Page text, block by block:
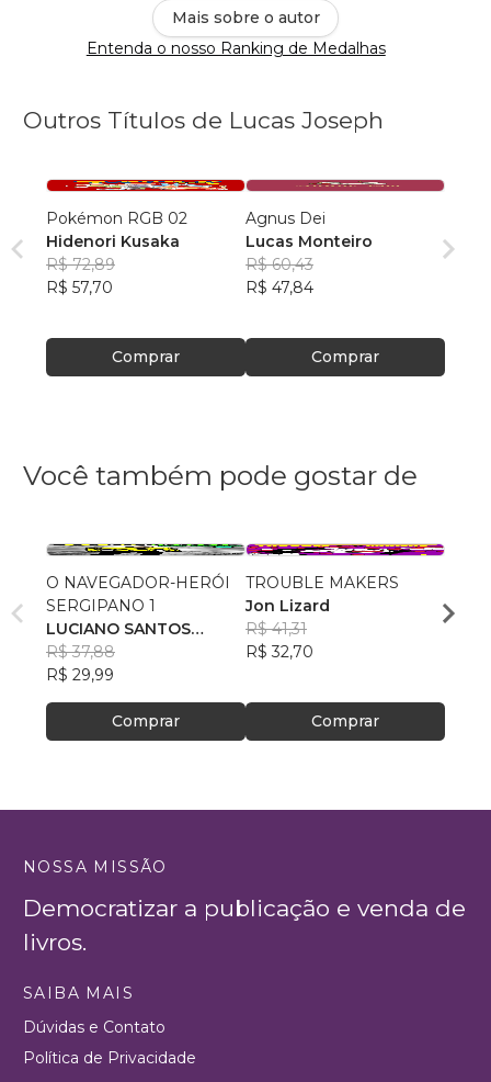
Mais sobre o autor
Entenda o nosso Ranking de Medalhas
Outros Títulos de Lucas Joseph
Pokémon RGB 02
Hidenori Kusaka
R$ 72,89
R$ 57,70
Comprar
Agnus Dei
Lucas Monteiro
R$ 60,43
R$ 47,84
Comprar
Você também pode gostar de
O NAVEGADOR-HERÓI
SERGIPANO 1
LUCIANO SANTOS
SANTANA
R$ 37,88
R$ 29,99
Comprar
TROUBLE MAKERS
Jon Lizard
R$ 41,31
R$ 32,70
Comprar
DE
R$
NOSSA MISSÃO
Democratizar a publicação e venda de
livros.
SAIBA MAIS
Dúvidas e Contato
Política de Privacidade